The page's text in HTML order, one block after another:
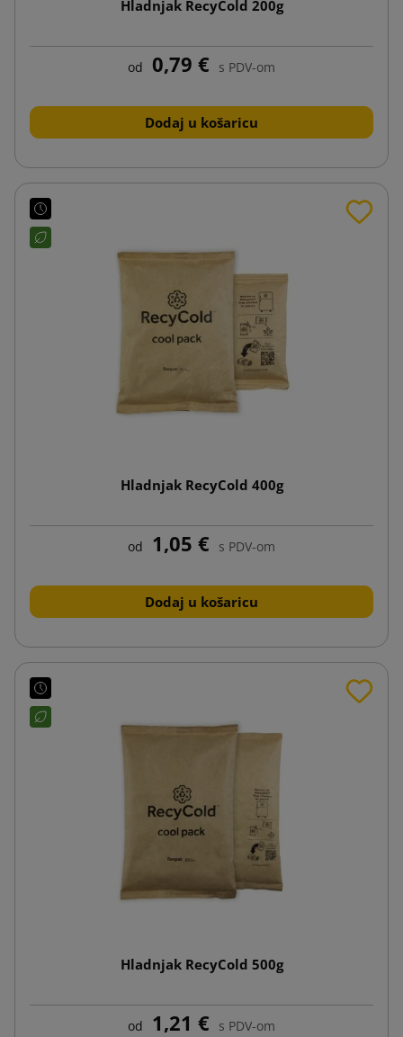
Hladnjak RecyCold 200g
od 0,79 € s PDV-om
Dodaj u košaricu
Hladnjak RecyCold 400g
od 1,05 € s PDV-om
Dodaj u košaricu
Hladnjak RecyCold 500g
od 1,21 € s PDV-om